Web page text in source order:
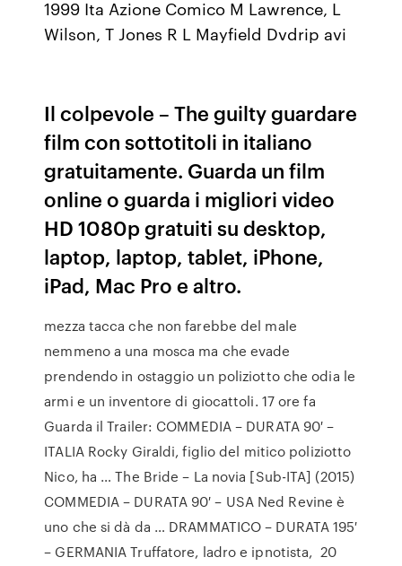
1999 Ita Azione Comico M Lawrence, L
Wilson, T Jones R L Mayfield Dvdrip avi
Il colpevole – The guilty guardare
film con sottotitoli in italiano
gratuitamente. Guarda un film
online o guarda i migliori video
HD 1080p gratuiti su desktop,
laptop, laptop, tablet, iPhone,
iPad, Mac Pro e altro.
mezza tacca che non farebbe del male
nemmeno a una mosca ma che evade
prendendo in ostaggio un poliziotto che odia le
armi e un inventore di giocattoli. 17 ore fa
Guarda il Trailer: COMMEDIA – DURATA 90′ –
ITALIA Rocky Giraldi, figlio del mitico poliziotto
Nico, ha … The Bride – La novia [Sub-ITA] (2015)
COMMEDIA – DURATA 90′ – USA Ned Revine è
uno che si dà da … DRAMMATICO – DURATA 195′
– GERMANIA Truffatore, ladro e ipnotista, 20